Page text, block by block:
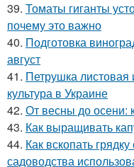
39. Томаты гиганты
почему это важно
40. Подготовка
август
41. Петрушка листовая
культура в Украине
42. От весны до осени:
43. Как выращивать
44. Как вскопать
садоводства